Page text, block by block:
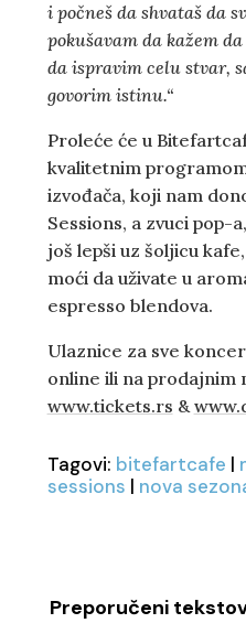
i počneš da shvataš da
pokušavam da kažem
da ispravim celu stvar,
govorim istinu.“
Proleće će u
kvalitetnim
izvođača, koji nam
Sessions, a zvuci pop-
još lepši uz šoljicu
moći da uživate u
espresso blendova.
Ulaznice za sve
online ili na prodajnim
www.tickets.rs &
Tagovi: bitefartcafe |
sessions | nova
Preporučeni